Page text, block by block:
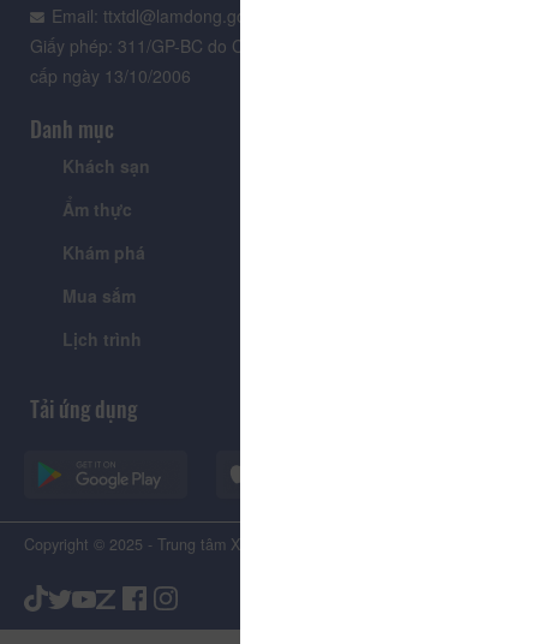
Email: ttxtdl@lamdong.gov.vn
Giấy phép: 311/GP-BC do Cục Báo chí - Bộ Văn hóa Thông tin
cấp ngày 13/10/2006
Danh mục
Khách sạn
Ẩm thực
Khám phá
Mua sắm
Lịch trình
Tải ứng dụng
Copyright © 2025 - Trung tâm Xúc tiến Du lịch Tỉnh Lâm Đồng